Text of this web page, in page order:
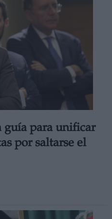
guía para unificar
por saltarse el